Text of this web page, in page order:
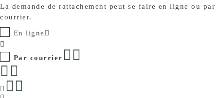
La demande de rattachement peut se faire en ligne ou par
courrier.
En ligne
Par courrier